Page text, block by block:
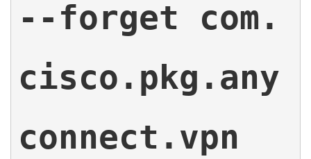
--forget com.
cisco.pkg.any
connect.vpn